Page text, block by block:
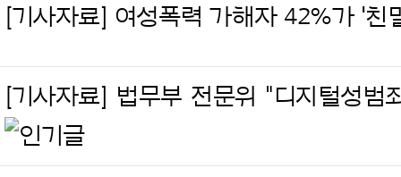
[기사자료] 여성폭력 가해자 42%가 '
[기사자료] 법무부 전문위 "디지털성